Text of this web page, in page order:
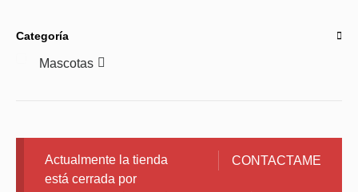
Categoría
Mascotas
CONTACTAME
Actualmente la tienda
está cerrada por